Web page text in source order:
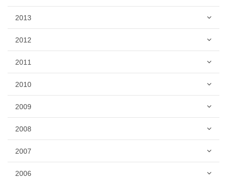
2013
2012
2011
2010
2009
2008
2007
2006